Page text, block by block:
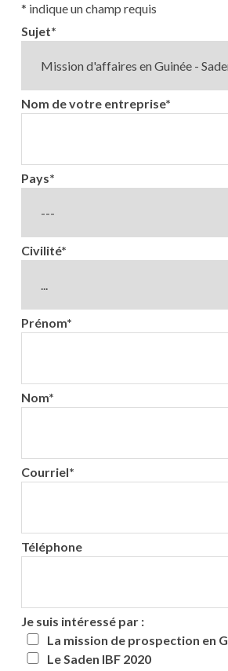
* indique un champ requis
Sujet*
Nom de votre entreprise*
Pays*
Civilité*
Prénom*
Nom*
Courriel*
Téléphone
Je suis intéressé par :
La mission de prospection en
Le Saden IBF 2020